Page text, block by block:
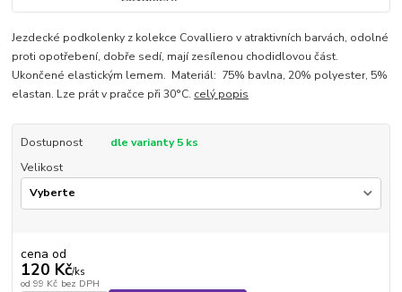
Jezdecké podkolenky z kolekce Covalliero v atraktivních barvách, odolné
proti opotřebení, dobře sedí, mají zesílenou chodidlovou část.
Ukončené elastickým lemem. Materiál: 75% bavlna, 20% polyester, 5%
elastan. Lze prát v pračce při 30°C. celý popis
Dostupnost
dle varianty 5 ks
Velikost
cena od
120 Kč/ks
od 99 Kč bez DPH